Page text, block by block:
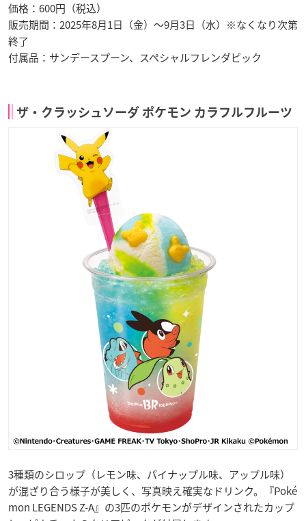
価格：600円（税込）
販売期間：2025年8月1日（金）～9月3日（水）※なくなり次第
終了
付属品：サンデースプーン、スペシャルフレンダピック
ザ・クラッシュソーダ ポケモン カラフルフルーツ
3種類のシロップ（レモン味、パイナップル味、アップル味）
が混ざり合う様子が美しく、写真映え確実なドリンク。『Poké
mon LEGENDS Z-A』の3匹のポケモンがデザインされたカップ